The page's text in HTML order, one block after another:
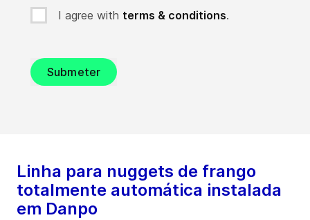
I agree with terms & conditions.
Submeter
Linha para nuggets de frango
totalmente automática instalada
em Danpo